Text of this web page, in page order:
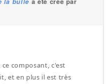
composant, c'est
et en plus il est très